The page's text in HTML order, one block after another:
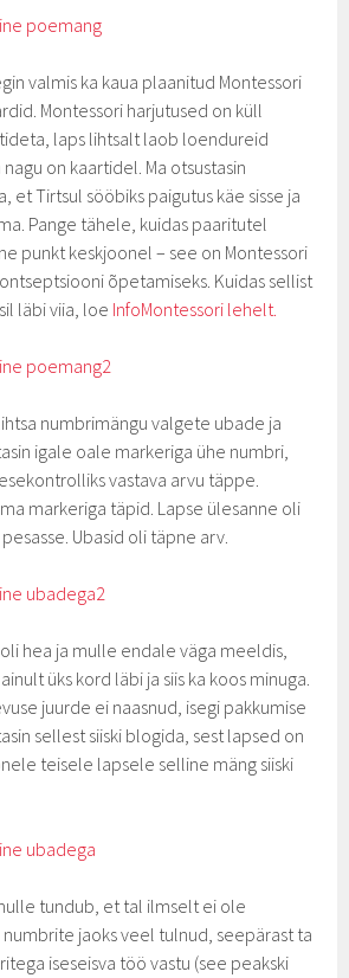
valmis ka kaua plaanitud Montessori
Montessori harjutused on küll
laps lihtsalt laob loendureid
on kaartidel. Ma otsustasin
et Tirtsul sööbiks paigutus käe sisse ja
Pange tähele, kuidas paaritutel
punkt keskjoonel – see on Montessori
õpetamiseks. Kuidas sellist
läbi viia, loe InfoMontessori lehelt.
numbrimängu valgete ubade ja
igale oale markeriga ühe numbri,
vastava arvu täppe.
markeriga täpid. Lapse ülesanne oli
Ubasid oli täpne arv.
hea ja mulle endale väga meeldis,
üks kord läbi ja siis ka koos minuga.
juurde ei naasnud, isegi pakkumise
sellest siiski blogida, sest lapsed on
teisele lapsele selline mäng siiski
tundub, et tal ilmselt ei ole
jaoks veel tulnud, seepärast ta
iseseisva töö vastu (see peakski